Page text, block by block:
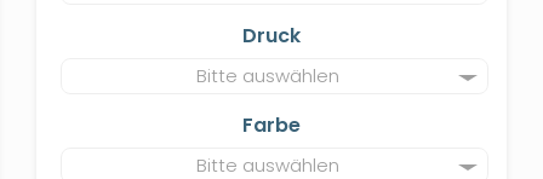
Druck
Bitte auswählen
Farbe
Bitte auswählen